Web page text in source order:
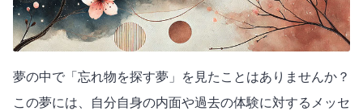
夢の中で「忘れ物を探す夢」を見たことはありませんか？
この夢には、自分自身の内面や過去の体験に対するメッセ